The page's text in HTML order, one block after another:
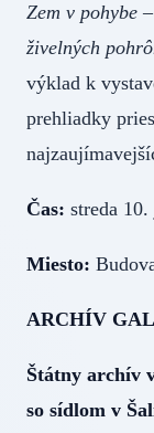
Zem v pohybe
živelných
výklad k
prehliadky
Čas: streda
Miesto:
ARCHÍV
Štátny archív
so sídlom v